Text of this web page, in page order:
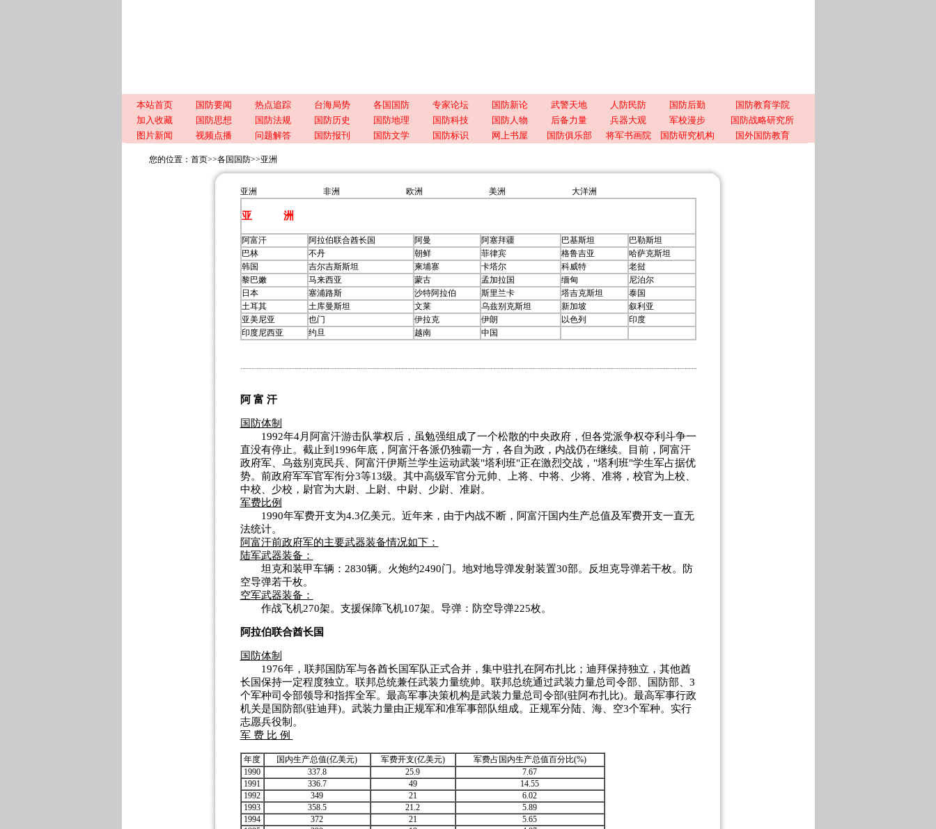
本站首页 国防要闻 热点追踪 台海局势 各国国防 专家论坛 国防新论 武警天地 人防民防 国防后勤
国防教育学院
加入收藏
国防思想 国防法规 国防历史 国防地理 国防科技 国防人物 后备力量 兵器大观 军校漫步
国防战略研究所
图片新闻
视频点播 问题解答 国防报刊 国防文学 国防标识 网上书屋 国防俱乐部 将军书画院 国防研究机构 国外国防教育
您的位置： 首页>>各国国防>>亚洲
亚洲 非洲 欧洲 美洲 大洋洲
亚 洲
阿富汗 阿拉伯联合酋长国 阿曼 阿塞拜疆 巴基斯坦
巴勒斯坦
巴林
不丹 朝鲜 菲律宾 格鲁吉亚
哈萨克斯坦
韩国
吉尔吉斯斯坦 柬埔寨 卡塔尔 科威特
老挝
黎巴嫩
马来西亚 蒙古 孟加拉国 缅甸
尼泊尔
日本
塞浦路斯 沙特阿拉伯 斯里兰卡 塔吉克斯坦
泰国
土耳其
土库曼斯坦 文莱 乌兹别克斯坦 新加坡
叙利亚
亚美尼亚
也门 伊拉克 伊朗 以色列
印度
印度尼西亚
约旦 越南 中国
阿 富 汗
国防体制
1992年4月阿富汗游击队掌权后，虽勉强组成了一个松散的中央政府，但各党派争权夺利斗争一
直没有停止。截止到1996年底，阿富汗各派仍独霸一方，各自为政，内战仍在继续。目前，阿富汗
政府军、乌兹别克民兵、阿富汗伊斯兰学生运动武装"塔利班"正在激烈交战，"塔利班"学生军占据优
势。前政府军军官军衔分3等13级。其中高级军官分元帅、上将、中将、少将、准将，校官为上校、
中校、少校，尉官为大尉、上尉、中尉、少尉、准尉。
军费比例
1990年军费开支为4.3亿美元。近年来，由于内战不断，阿富汗国内生产总值及军费开支一直无
法统计。
阿富汗前政府军的主要武器装备情况如下：
陆军武器装备：
坦克和装甲车辆：2830辆。火炮约2490门。地对地导弹发射装置30部。反坦克导弹若干枚。防
空导弹若干枚。
空军武器装备：
作战飞机270架。支援保障飞机107架。导弹：防空导弹225枚。
阿拉伯联合酋长国
国防体制
1976年，联邦国防军与各酋长国军队正式合并，集中驻扎在阿布扎比；迪拜保持独立，其他酋
长国保持一定程度独立。联邦总统兼任武装力量统帅。联邦总统通过武装力量总司令部、国防部、3
个军种司令部领导和指挥全军。最高军事决策机构是武装力量总司令部(驻阿布扎比)。最高军事行政
机关是国防部(驻迪拜)。武装力量由正规军和准军事部队组成。正规军分陆、海、空3个军种。实行
志愿兵役制。
军 费 比 例
年度 国内生产总值(亿美元) 军费开支(亿美元)
军费占国内生产总值百分比(%)
1990
337.8 25.9
7.67
1991
336.7 49
14.55
1992
349 21
6.02
1993
358.5 21.2
5.89
1994
372 21
5.65